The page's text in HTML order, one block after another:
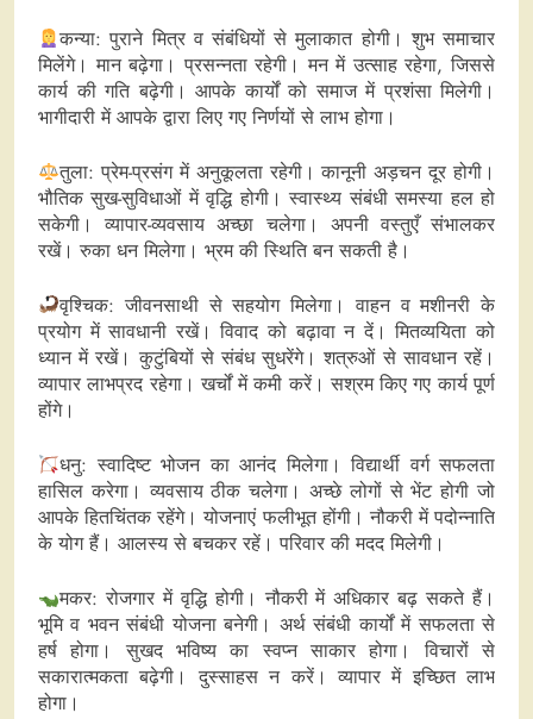
कन्या: पुराने मित्र व संबंधियों से मुलाकात होगी। शुभ समाचार
मिलेंगे। मान बढ़ेगा। प्रसन्नता रहेगी। मन में उत्साह रहेगा, जिससे
कार्य की गति बढ़ेगी। आपके कार्यों को समाज में प्रशंसा मिलेगी।
भागीदारी में आपके द्वारा लिए गए निर्णयों से लाभ होगा।
तुला: प्रेम-प्रसंग में अनुकूलता रहेगी। कानूनी अड़चन दूर होगी।
भौतिक सुख-सुविधाओं में वृद्धि होगी। स्वास्थ्य संबंधी समस्या हल हो
सकेगी। व्यापार-व्यवसाय अच्छा चलेगा। अपनी वस्तुएँ संभालकर
रखें। रुका धन मिलेगा। भ्रम की स्थिति बन सकती है।
वृश्चिक: जीवनसाथी से सहयोग मिलेगा। वाहन व मशीनरी के
प्रयोग में सावधानी रखें। विवाद को बढ़ावा न दें। मितव्ययिता को
ध्यान में रखें। कुटुंबियों से संबंध सुधरेंगे। शत्रुओं से सावधान रहें।
व्यापार लाभप्रद रहेगा। खर्चों में कमी करें। सश्रम किए गए कार्य पूर्ण
होंगे।
धनु: स्वादिष्ट भोजन का आनंद मिलेगा। विद्यार्थी वर्ग सफलता
हासिल करेगा। व्यवसाय ठीक चलेगा। अच्छे लोगों से भेंट होगी जो
आपके हितचिंतक रहेंगे। योजनाएं फलीभूत होंगी। नौकरी में पदोन्नाति
के योग हैं। आलस्य से बचकर रहें। परिवार की मदद मिलेगी।
मकर: रोजगार में वृद्धि होगी। नौकरी में अधिकार बढ़ सकते हैं।
भूमि व भवन संबंधी योजना बनेगी। अर्थ संबंधी कार्यों में सफलता से
हर्ष होगा। सुखद भविष्य का स्वप्न साकार होगा। विचारों से
सकारात्मकता बढ़ेगी। दुस्साहस न करें। व्यापार में इच्छित लाभ
होगा।